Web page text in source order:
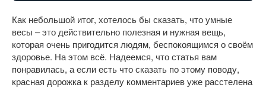
Как небольшой итог, хотелось бы сказать, что умные
весы – это действительно полезная и нужная вещь,
которая очень пригодится людям, беспокоящимся о своём
здоровье. На этом всё. Надеемся, что статья вам
понравилась, а если есть что сказать по этому поводу,
красная дорожка к разделу комментариев уже расстелена